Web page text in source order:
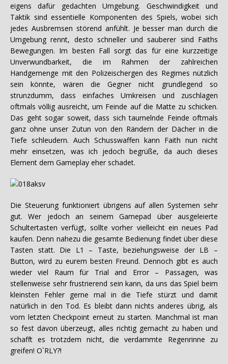
eigens dafür gedachten Umgebung. Geschwindigkeit und
Taktik sind essentielle Komponenten des Spiels, wobei sich
jedes Ausbremsen störend anfühlt. Je besser man durch die
Umgebung rennt, desto schneller und sauberer sind Faiths
Bewegungen. Im besten Fall sorgt das für eine kurzzeitige
Unverwundbarkeit, die im Rahmen der zahlreichen
Handgemenge mit den Polizeischergen des Regimes nützlich
sein könnte, wären die Gegner nicht grundlegend so
strunzdumm, dass einfaches Umkreisen und zuschlagen
oftmals völlig ausreicht, um Feinde auf die Matte zu schicken.
Das geht sogar soweit, dass sich taumelnde Feinde oftmals
ganz ohne unser Zutun von den Rändern der Dächer in die
Tiefe schleudern. Auch Schusswaffen kann Faith nun nicht
mehr einsetzen, was ich jedoch begrüße, da auch dieses
Element dem Gameplay eher schadet.
Die Steuerung funktioniert übrigens auf allen Systemen sehr
gut. Wer jedoch an seinem Gamepad über ausgeleierte
Schultertasten verfügt, sollte vorher vielleicht ein neues Pad
kaufen. Denn nahezu die gesamte Bedienung findet über diese
Tasten statt. Die L1 – Taste, beziehungsweise der LB –
Button, wird zu eurem besten Freund. Dennoch gibt es auch
wieder viel Raum für Trial and Error – Passagen, was
stellenweise sehr frustrierend sein kann, da uns das Spiel beim
kleinsten Fehler gerne mal in die Tiefe stürzt und damit
natürlich in den Tod. Es bleibt dann nichts anderes übrig, als
vom letzten Checkpoint erneut zu starten. Manchmal ist man
so fest davon überzeugt, alles richtig gemacht zu haben und
schafft es trotzdem nicht, die verdammte Regenrinne zu
greifen! O`RLY?!